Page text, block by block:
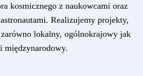
kosmicznego z naukowcami oraz
Realizujemy projekty,
lokalny, ogólnokrajowy jak
i międzynarodowy.